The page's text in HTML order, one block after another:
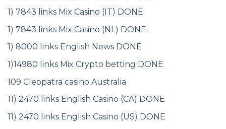
1) 7843 links Mix Casino (IT) DONE
1) 7843 links Mix Casino (NL) DONE
1) 8000 links English News DONE
1)14980 links Mix Crypto betting DONE
109 Cleopatra casino Australia
11) 2470 links English Casino (CA) DONE
11) 2470 links English Casino (US) DONE